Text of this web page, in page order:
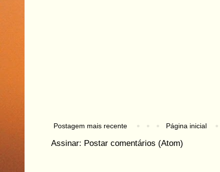
Postagem mais recente Página inicial
Assinar: Postar comentários (Atom)